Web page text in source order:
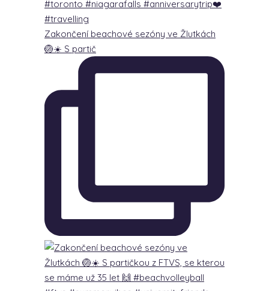
Zakončení beachové sezóny ve Žlutkách
🏐☀️ S partič